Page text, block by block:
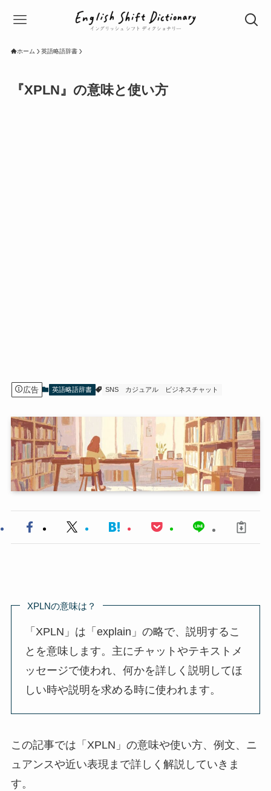
ホーム 英語略語辞書
『XPLN』の意味と使い方
広告 英語略語辞書 SNS カジュアル ビジネスチャット
XPLNの意味は？
「XPLN」は「explain」の略で、説明するこ
とを意味します。主にチャットやテキストメ
ッセージで使われ、何かを詳しく説明してほ
しい時や説明を求める時に使われます。
この記事では「XPLN」の意味や使い方、例文、ニ
ュアンスや近い表現まで詳しく解説していきま
す。